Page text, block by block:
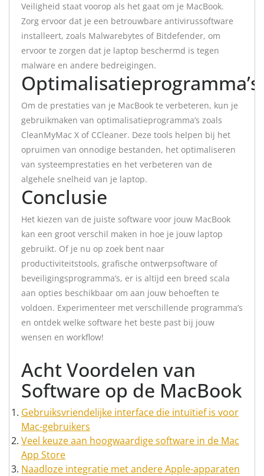
Veiligheid staat voorop als het gaat om je MacBook.
Zorg ervoor dat je een betrouwbare antivirussoftware
installeert, zoals Malwarebytes of Bitdefender, om
ervoor te zorgen dat je laptop beschermd is tegen
malware en andere bedreigingen.
Optimalisatieprogramma’s
Om de prestaties van je MacBook te verbeteren, kun je
gebruikmaken van optimalisatieprogramma’s zoals
CleanMyMac X of CCleaner. Deze tools helpen bij het
opruimen van onnodige bestanden, het optimaliseren
van systeemprestaties en het verbeteren van de
algehele snelheid van je laptop.
Conclusie
Het kiezen van de juiste software voor jouw MacBook
kan een groot verschil maken in hoe je jouw laptop
gebruikt. Of je nu op zoek bent naar
productiviteitstools, grafische ontwerpsoftware of
beveiligingsprogramma’s, er is altijd een breed scala
aan opties beschikbaar om aan jouw behoeften te
voldoen. Experimenteer met verschillende programma’s
en ontdek welke software het beste past bij jouw
wensen en workflow!
Acht Voordelen van
Software op de MacBook
Gebruiksvriendelijke interface die intuïtief is voor
Mac-gebruikers
Veel keuze aan hoogwaardige software in de Mac
App Store
Naadloze integratie met andere Apple-apparaten